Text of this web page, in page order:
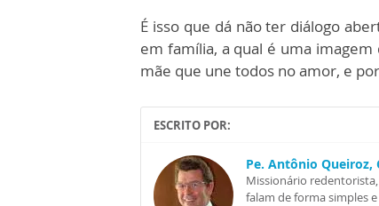
É isso que dá não ter diálogo
em família, a qual é uma imagem
mãe que une todos no amor, e
ESCRITO POR:
Pe. Antônio Queiroz,
Missionário
falam de forma simples